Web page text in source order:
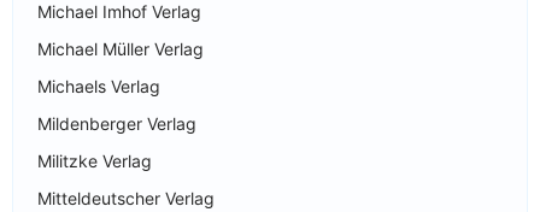
Michael Imhof Verlag
Michael Müller Verlag
Michaels Verlag
Mildenberger Verlag
Militzke Verlag
Mitteldeutscher Verlag